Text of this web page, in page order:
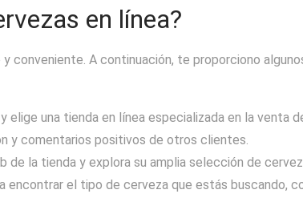
en línea?
conveniente. A continuación, te proporciono
elige una tienda en línea especializada en la venta
y comentarios positivos de otros clientes.
de la tienda y explora su amplia selección de
encontrar el tipo de cerveza que estás buscando,